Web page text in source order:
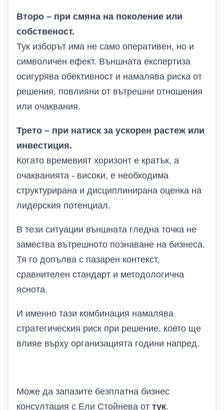
Второ – при смяна на поколение или
собственост.
Тук изборът има не само оперативен, но и
символичен ефект. Външната експертиза
осигурява обективност и намалява риска от
решения, повлияни от вътрешни отношения
или очаквания.
Трето – при натиск за ускорен растеж или
инвестиция.
Когато времевият хоризонт е кратък, а
очакванията - високи, е необходима
структурирана и дисциплинирана оценка на
лидерския потенциал.
В тези ситуации външната гледна точка не
замества вътрешното познаване на бизнеса.
Тя го допълва с пазарен контекст,
сравнителен стандарт и методологична
яснота.
И именно тази комбинация намалява
стратегическия риск при решение, което ще
влияе върху организацията години напред.
Може да запазите безплатна бизнес
консултация с Ели Стойнева от тук.